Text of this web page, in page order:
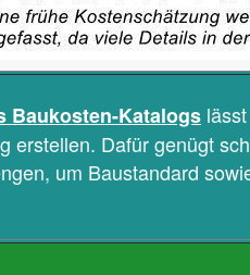
Baukosten-Katalogs
erstellen. Dafür genügt
um Baustandard